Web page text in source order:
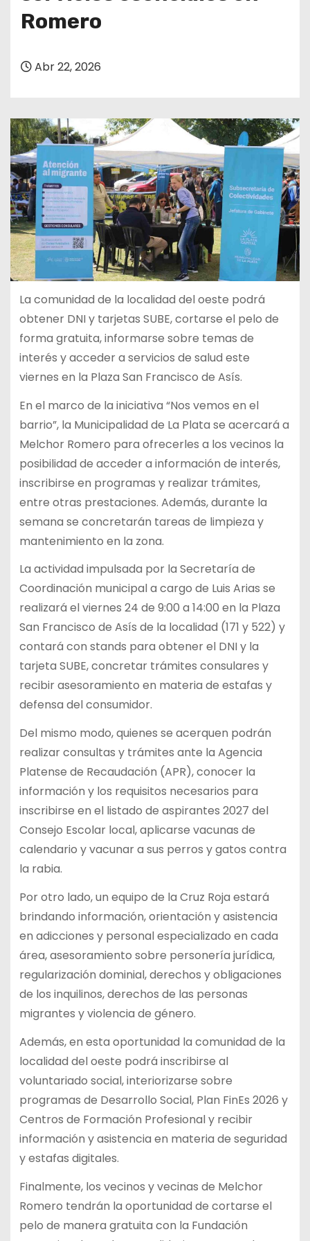
Romero
Abr 22, 2026
La comunidad de la localidad del oeste podrá
obtener DNI y tarjetas SUBE, cortarse el pelo de
forma gratuita, informarse sobre temas de
interés y acceder a servicios de salud este
viernes en la Plaza San Francisco de Asís.
En el marco de la iniciativa “Nos vemos en el
barrio”, la Municipalidad de La Plata se acercará a
Melchor Romero para ofrecerles a los vecinos la
posibilidad de acceder a información de interés,
inscribirse en programas y realizar trámites,
entre otras prestaciones. Además, durante la
semana se concretarán tareas de limpieza y
mantenimiento en la zona.
La actividad impulsada por la Secretaría de
Coordinación municipal a cargo de Luis Arias se
realizará el viernes 24 de 9:00 a 14:00 en la Plaza
San Francisco de Asís de la localidad (171 y 522) y
contará con stands para obtener el DNI y la
tarjeta SUBE, concretar trámites consulares y
recibir asesoramiento en materia de estafas y
defensa del consumidor.
Del mismo modo, quienes se acerquen podrán
realizar consultas y trámites ante la Agencia
Platense de Recaudación (APR), conocer la
información y los requisitos necesarios para
inscribirse en el listado de aspirantes 2027 del
Consejo Escolar local, aplicarse vacunas de
calendario y vacunar a sus perros y gatos contra
la rabia.
Por otro lado, un equipo de la Cruz Roja estará
brindando información, orientación y asistencia
en adicciones y personal especializado en cada
área, asesoramiento sobre personería jurídica,
regularización dominial, derechos y obligaciones
de los inquilinos, derechos de las personas
migrantes y violencia de género.
Además, en esta oportunidad la comunidad de la
localidad del oeste podrá inscribirse al
voluntariado social, interiorizarse sobre
programas de Desarrollo Social, Plan FinEs 2026 y
Centros de Formación Profesional y recibir
información y asistencia en materia de seguridad
y estafas digitales.
Finalmente, los vecinos y vecinas de Melchor
Romero tendrán la oportunidad de cortarse el
pelo de manera gratuita con la Fundación